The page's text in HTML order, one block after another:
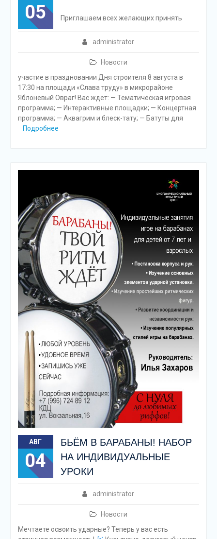
05
administrator
Новости
Приглашаем всех желающих принять
участие в праздновании Дня строителя 8 августа в
17:30 на площади «Слава труду» в микрорайоне
Яблоневый Овраг! Вас ждет: — Тематическая игровая
программа; — Интерактивные площадки; — Концертная
программа; — Аквагрим и блеск-тату; — Батуты для
Подробнее
АВГ
04
БЬЁМ В БАРАБАНЫ! НАБОР
НА ИНДИВИДУАЛЬНЫЕ
УРОКИ
administrator
Новости
Мечтаете освоить ударные? Теперь у вас есть